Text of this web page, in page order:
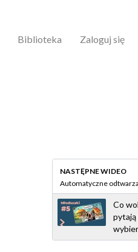
Biblioteka Zaloguj się
NASTĘPNE WIDEO
Automatyczne
Co
pytają